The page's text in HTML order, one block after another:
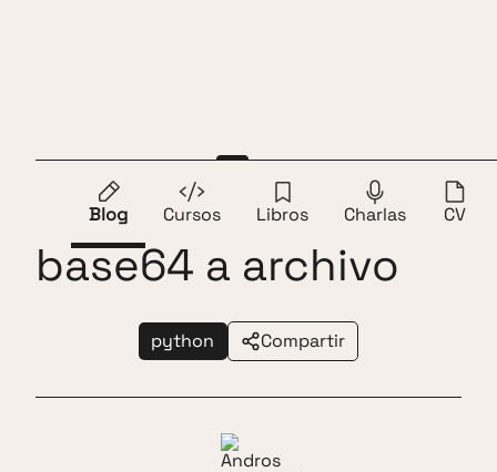
Saltar al contenido
Blog
Cursos Libros Charlas CV
Python transformar
base64 a archivo
python Compartir